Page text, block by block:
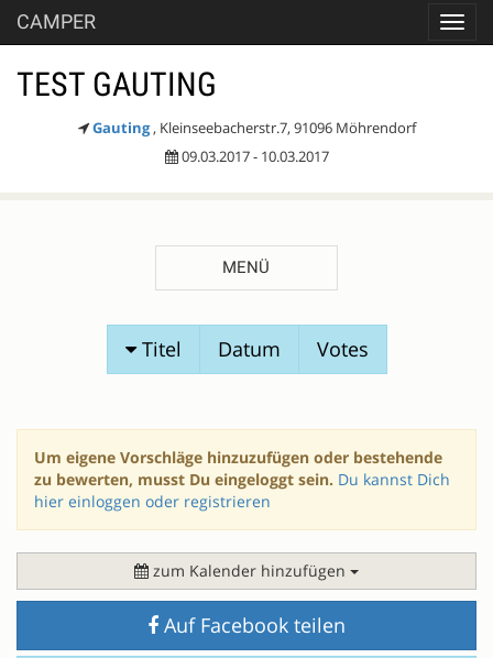
CAMPER
TEST GAUTING
Gauting , Kleinseebacherstr.7, 91096 Möhrendorf
09.03.2017 - 10.03.2017
MENÜ
SESSIONVORSCHLÄGE
Titel Datum Votes
Um eigene Vorschläge hinzuzufügen oder bestehende
zu bewerten, musst Du eingeloggt sein. Du kannst Dich
hier einloggen oder registrieren
zum Kalender hinzufügen
Auf Facebook teilen